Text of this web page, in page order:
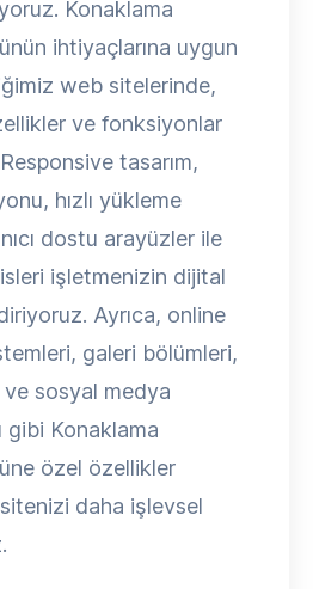
Konaklama
ihtiyaçlarına uygun
web sitelerinde,
ve fonksiyonlar
tasarım,
hızlı yükleme
dostu arayüzler ile
işletmenizin dijital
Ayrıca, online
galeri bölümleri,
ve sosyal medya
gibi Konaklama
özel özellikler
daha işlevsel